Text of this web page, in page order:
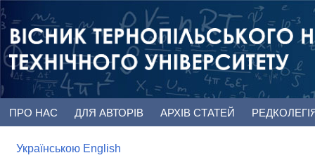
ПРО НАС ДЛЯ АВТОРІВ АРХІВ СТАТЕЙ
Українською English